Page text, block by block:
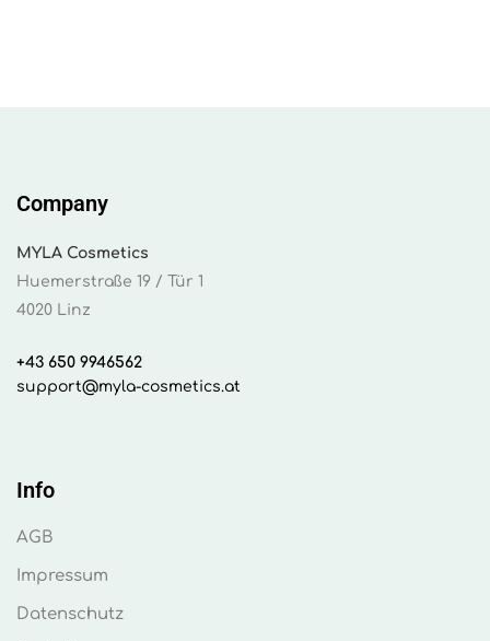
Company
MYLA Cosmetics
Huemerstraße 19 / Tür 1
4020 Linz
+43 650 9946562
support@myla-cosmetics.at
Info
AGB
Impressum
Datenschutz